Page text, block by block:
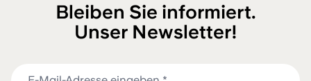
Bleiben Sie informiert.
Unser Newsletter!